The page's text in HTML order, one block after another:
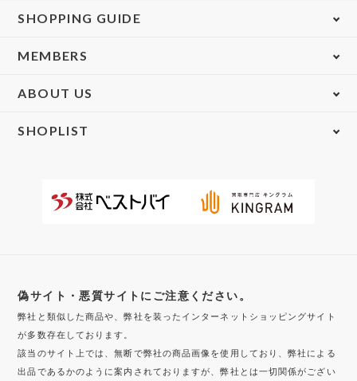
SHOPPING GUIDE
MEMBERS
ABOUT US
SHOPLIST
偽サイト・悪質サイトにご注意ください。
弊社と類似した商品や、弊社を装ったインターネットショッピングサイト
が多数存在しております。
該当のサイト上では、無断で弊社の商品画像を使用しており、弊社による
出品であるかのように案内されておりますが、弊社とは一切関係がござい